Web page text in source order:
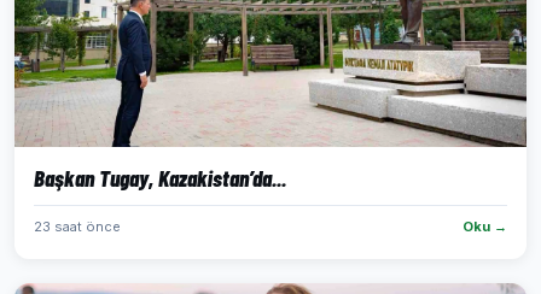
Başkan Tugay, Kazakistan’da...
23 saat önce Oku →